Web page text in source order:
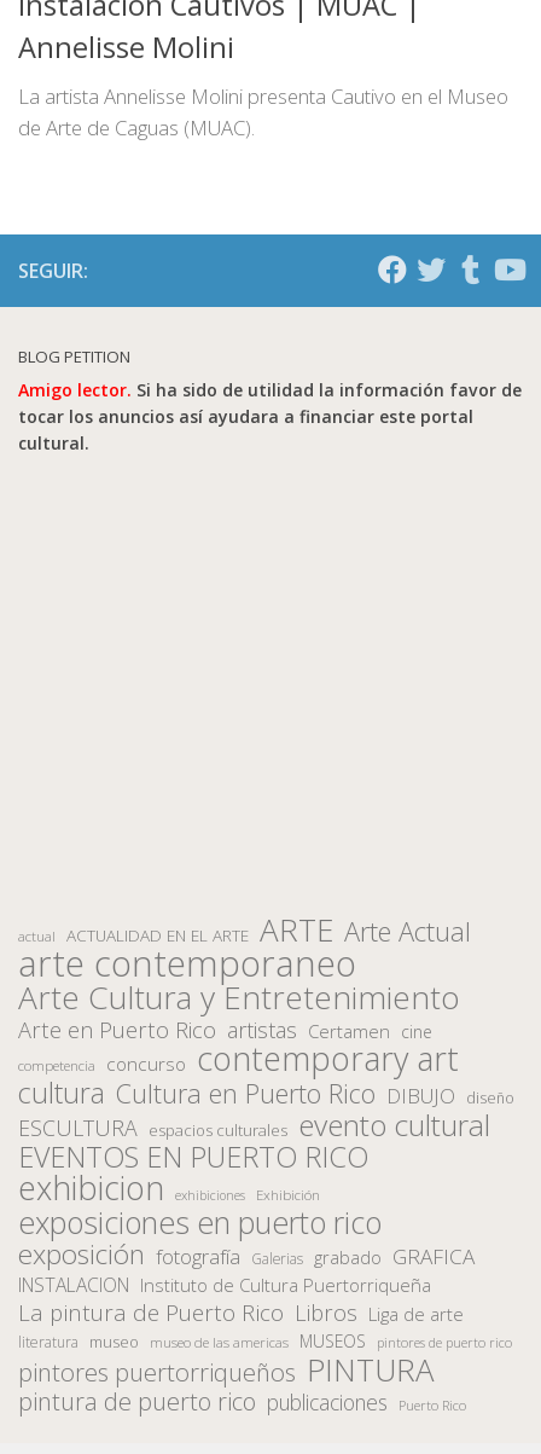
Annelisse Molini
La artista Annelisse Molini presenta Cautivo en el Museo
de Arte de Caguas (MUAC).
SEGUIR:
BLOG PETITION
Amigo lector. Si ha sido de utilidad la información favor de
tocar los anuncios así ayudara a financiar este portal
cultural.
actual ACTUALIDAD EN EL ARTE ARTE Arte Actual
arte contemporaneo
Arte Cultura y Entretenimiento
Arte en Puerto Rico artistas Certamen cine
competencia concurso contemporary art
cultura Cultura en Puerto Rico DIBUJO diseño
ESCULTURA espacios culturales evento cultural
EVENTOS EN PUERTO RICO
exhibicion exhibiciones Exhibición
exposiciones en puerto rico
exposición fotografía Galerias grabado GRAFICA
INSTALACION Instituto de Cultura Puertorriqueña
La pintura de Puerto Rico Libros Liga de arte
literatura museo museo de las americas MUSEOS pintores de puerto rico
pintores puertorriqueños PINTURA
pintura de puerto rico publicaciones Puerto Rico